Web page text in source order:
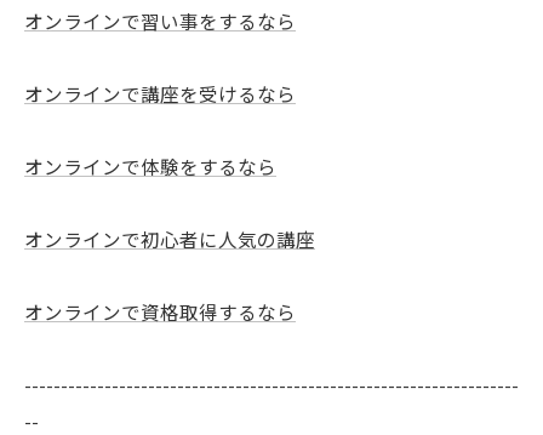
オンラインで習い事をするなら
オンラインで講座を受けるなら
オンラインで体験をするなら
オンラインで初心者に人気の講座
オンラインで資格取得するなら
--------------------------------------------------------------------
--